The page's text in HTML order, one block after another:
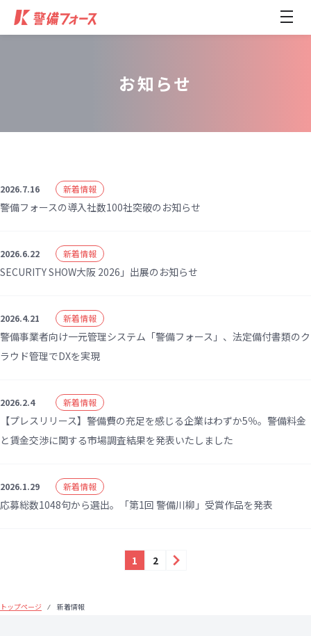
メ
ュ
お知らせ
2026.7.16 新着情報
警備フォースの導入社数100社突破のお知らせ
2026.6.22 新着情報
SECURITY SHOW大阪 2026」出展のお知らせ
2026.4.21 新着情報
警備事業者向け一元管理システム「警備フォース」、法定備付書類のク
ラウド管理でDXを実現
2026.2.4 新着情報
【プレスリリース】警備費の充足を感じる企業はわずか5％。警備料金
と賃金交渉に関する市場調査結果を発表いたしました
2026.1.29 新着情報
応募総数1048句から選出。「第1回 警備川柳」受賞作品を発表
1 2 次へ
トップページ ⁄ 新着情報